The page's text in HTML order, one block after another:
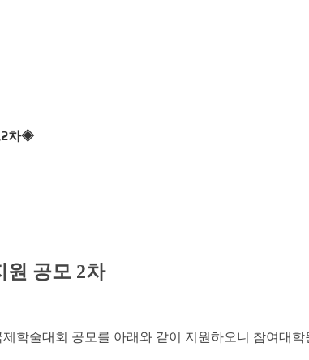
2차◈
원 공모 2차
학술대회 공모를 아래와 같이 지원하오니 참여대학